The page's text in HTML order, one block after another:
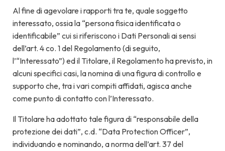
Al fine di agevolare i rapporti tra te, quale soggetto
interessato, ossia la “persona fisica identificata o
identificabile” cui si riferiscono i Dati Personali ai sensi
dell’art. 4 co. 1 del Regolamento (di seguito,
l’“Interessato”) ed il Titolare, il Regolamento ha previsto, in
alcuni specifici casi, la nomina di una figura di controllo e
supporto che, tra i vari compiti affidati, agisca anche
come punto di contatto con l’Interessato.
Il Titolare ha adottato tale figura di “responsabile della
protezione dei dati”, c.d. “Data Protection Officer”,
individuando e nominando, a norma dell’art. 37 del